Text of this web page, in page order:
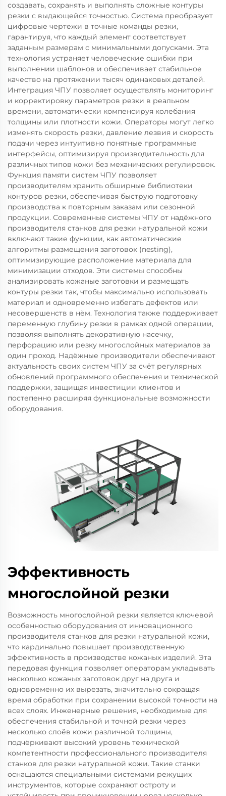
создавать, сохранять и выполнять сложные контуры
резки с выдающейся точностью. Система преобразует
цифровые чертежи в точные команды резки,
гарантируя, что каждый элемент соответствует
заданным размерам с минимальными допусками. Эта
технология устраняет человеческие ошибки при
выполнении шаблонов и обеспечивает стабильное
качество на протяжении тысяч одинаковых деталей.
Интеграция ЧПУ позволяет осуществлять мониторинг
и корректировку параметров резки в реальном
времени, автоматически компенсируя колебания
толщины или плотности кожи. Операторы могут легко
изменять скорость резки, давление лезвия и скорость
подачи через интуитивно понятные программные
интерфейсы, оптимизируя производительность для
различных типов кожи без механических регулировок.
Функция памяти систем ЧПУ позволяет
производителям хранить обширные библиотеки
контуров резки, обеспечивая быструю подготовку
производства к повторным заказам или сезонной
продукции. Современные системы ЧПУ от надёжного
производителя станков для резки натуральной кожи
включают такие функции, как автоматические
алгоритмы размещения заготовок (nesting),
оптимизирующие расположение материала для
минимизации отходов. Эти системы способны
анализировать кожаные заготовки и размещать
контуры резки так, чтобы максимально использовать
материал и одновременно избегать дефектов или
несовершенств в нём. Технология также поддерживает
переменную глубину резки в рамках одной операции,
позволяя выполнять декоративную насечку,
перфорацию или резку многослойных материалов за
один проход. Надёжные производители обеспечивают
актуальность своих систем ЧПУ за счёт регулярных
обновлений программного обеспечения и технической
поддержки, защищая инвестиции клиентов и
постепенно расширяя функциональные возможности
оборудования.
Эффективность
многослойной резки
Возможность многослойной резки является ключевой
особенностью оборудования от инновационного
производителя станков для резки натуральной кожи,
что кардинально повышает производственную
эффективность в производстве кожаных изделий. Эта
передовая функция позволяет операторам укладывать
несколько кожаных заготовок друг на друга и
одновременно их вырезать, значительно сокращая
время обработки при сохранении высокой точности на
всех слоях. Инженерные решения, необходимые для
обеспечения стабильной и точной резки через
несколько слоёв кожи различной толщины,
подчёркивают высокий уровень технической
компетентности профессионального производителя
станков для резки натуральной кожи. Такие станки
оснащаются специальными системами режущих
инструментов, которые сохраняют остроту и